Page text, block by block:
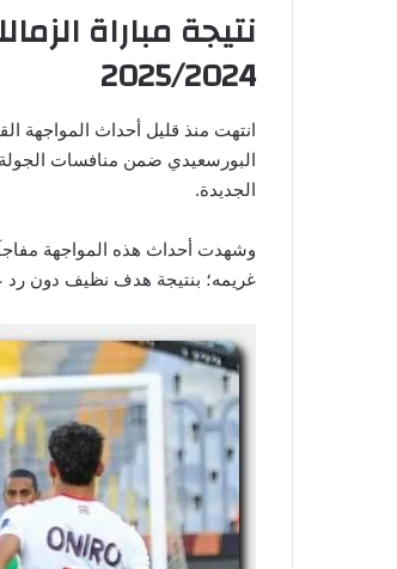
نتيجة مباراة
2025/2024
انتهت منذ قليل أحداث المواجهة
الجديدة.
وشهدت أحداث هذه المواجهة
غريمه؛ بنتيجة هدف نظيف دون